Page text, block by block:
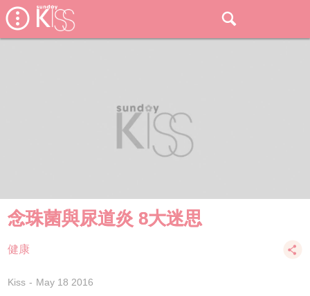
念珠菌與尿道炎 8大迷思
健康
Kiss May 18 2016